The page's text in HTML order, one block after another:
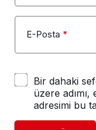
E-Posta *
Bir dahaki
üzere
adresimi bu